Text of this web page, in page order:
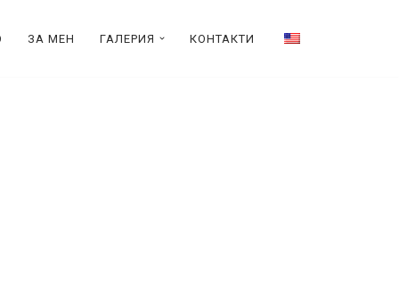
ЗА МЕН ГАЛЕРИЯ КОНТАКТИ